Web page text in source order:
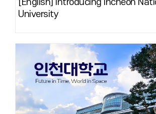
[English] Introducing Incheon
University